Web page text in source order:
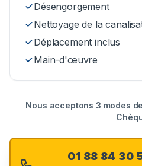
Désengorgement
Nettoyage de la
Déplacement inclus
Main-d'œuvre
Nous acceptons 3 modes
01 88 84 30